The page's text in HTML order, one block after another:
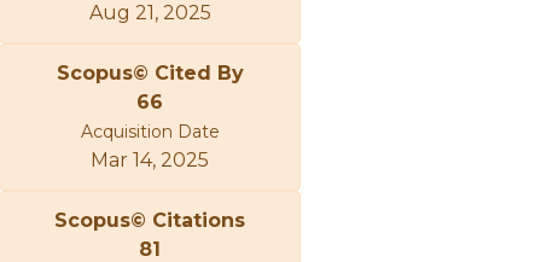
Aug 21, 2025
Scopus© Cited By
66
Acquisition Date
Mar 14, 2025
Scopus© Citations
81